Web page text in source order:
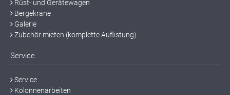
Rüst- und Gerätewagen
Bergekrane
Galerie
Zubehör mieten (komplette Auflistung)
Service
Service
Kolonnenarbeiten